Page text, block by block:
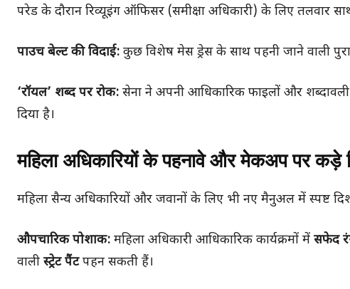
परेड के दौरान रिव्यूइंग ऑफिसर (समीक्षा अधिकारी) के लिए तलवार
पाउच बेल्ट की विदाई: कुछ विशेष मेस ड्रेस के साथ पहनी जाने वाली
‘रॉयल’ शब्द पर रोक: सेना ने अपनी आधिकारिक फाइलों और शब्दावली
दिया है।
महिला अधिकारियों के पहनावे और मेकअप पर कड़े
महिला सैन्य अधिकारियों और जवानों के लिए भी नए मैनुअल में स्पष्ट
औपचारिक पोशाक: महिला अधिकारी आधिकारिक कार्यक्रमों में सफेद
वाली स्ट्रेट पैंटपहन सकती हैं।